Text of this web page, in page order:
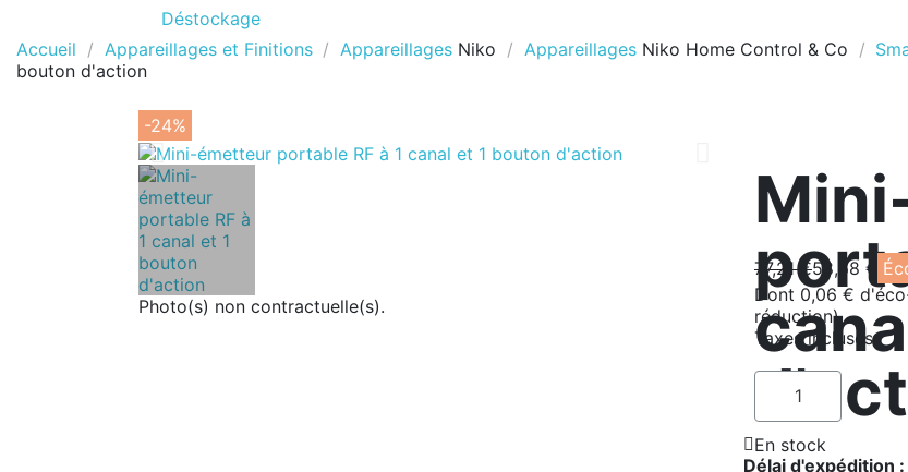
Déstockage
Accueil
Appareillages et Finitions Appareillages Niko Appareillages Niko Home Control & Co
bouton d'action
-24%
Photo(s) non contractuelle(s).
77,21 €58,68 €
Dont 0,06 €
réduction)
Taxes incluses
En stock
Délai d'expédition :